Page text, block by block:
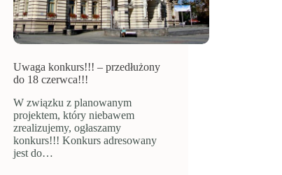
Uwaga konkurs!!! – przedłużony
do 18 czerwca!!!
W związku z planowanym
projektem, który niebawem
zrealizujemy, ogłaszamy
konkurs!!! Konkurs adresowany
jest do…